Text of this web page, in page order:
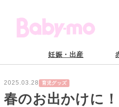
妊娠・出産
2025.03.28 育児グッズ
春のお出かけに